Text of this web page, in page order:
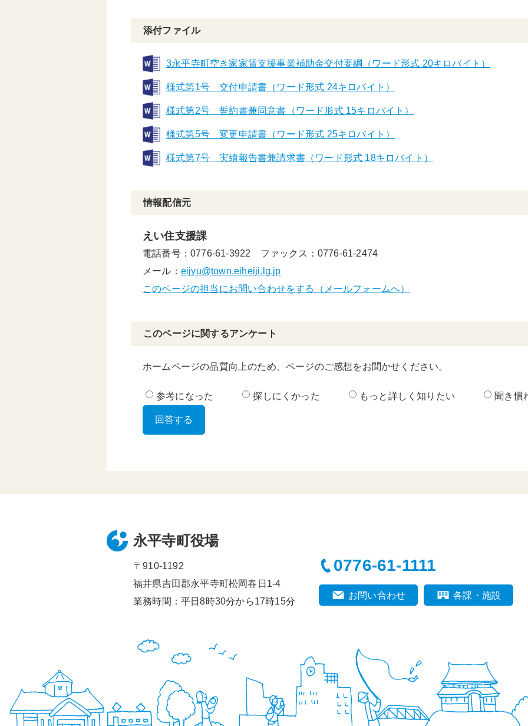
添付ファイル
3永平寺町空き家家賃支援事業補助金交付要綱（ワード形式 20キロバイト）
様式第1号 交付申請書（ワード形式 24キロバイト）
様式第2号 誓約書兼同意書（ワード形式 15キロバイト）
様式第5号 変更申請書（ワード形式 25キロバイト）
様式第7号 実績報告書兼請求書（ワード形式 18キロバイト）
情報配信元
えい住支援課
電話番号：0776-61-3922 ファックス：0776-61-2474
メール： eijyu@town.eiheiji.lg.jp
このページの担当にお問い合わせをする（メールフォームへ）
このページに関するアンケート
ホームページの品質向上のため、ページのご感想をお聞かせください。
参考になった 探しにくかった もっと詳しく知りたい 聞き慣
永平寺町役場
〒910-1192
福井県吉田郡永平寺町松岡春日1-4
業務時間：平日8時30分から17時15分
0776-61-1111
お問い合わせ 各課・施設